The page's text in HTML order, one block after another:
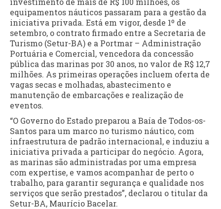
equipamentos náuticos passaram para a gestão da
iniciativa privada. Está em vigor, desde 1º de
setembro, o contrato firmado entre a Secretaria de
Turismo (Setur-BA) e a Portmar – Administração
Portuária e Comercial, vencedora da concessão
pública das marinas por 30 anos, no valor de R$ 12,7
milhões. As primeiras operações incluem oferta de
vagas secas e molhadas, abastecimento e
manutenção de embarcações e realização de
eventos.
“O Governo do Estado preparou a Baía de Todos-os-
Santos para um marco no turismo náutico, com
infraestrutura de padrão internacional, e induziu a
iniciativa privada a participar do negócio. Agora,
as marinas são administradas por uma empresa
com expertise, e vamos acompanhar de perto o
trabalho, para garantir segurança e qualidade nos
serviços que serão prestados”, declarou o titular da
Setur-BA, Maurício Bacelar.